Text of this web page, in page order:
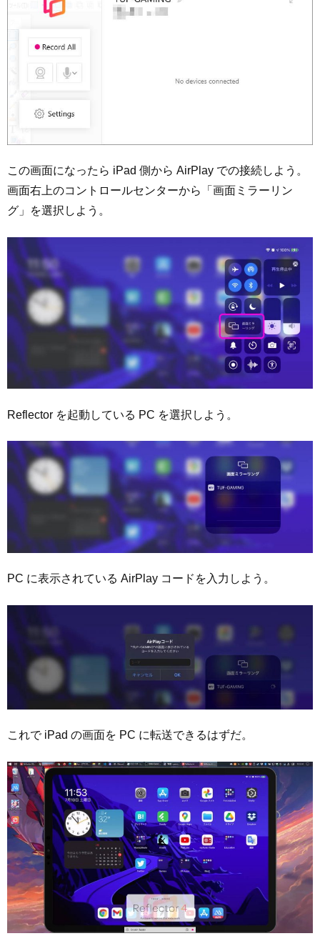
この画面になったら iPad 側から AirPlay での接続しよう。
画面右上のコントロールセンターから「画面ミラーリン
グ」を選択しよう。
Reflector を起動している PC を選択しよう。
PC に表示されている AirPlay コードを入力しよう。
これで iPad の画面を PC に転送できるはずだ。